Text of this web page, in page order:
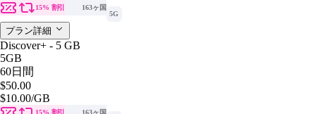
15% 割引
163ヶ国
5G
プラン詳細
Discover+ - 5 GB
5GB
60日間
$50.00
$10.00/GB
15% 割引
163ヶ国